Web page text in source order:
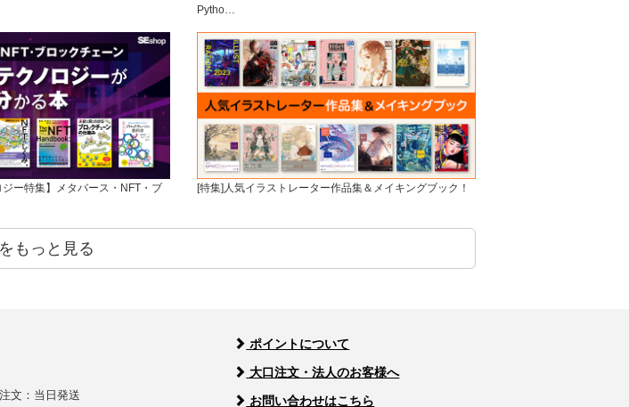
Pytho…
ー特集】メタバース・NFT・ブ
[特集]人気イラストレーター作品集＆メイキングブック！
もっと見る
文：当日発送
ポイントについて
大口注文・法人のお客様へ
お問い合わせはこちら